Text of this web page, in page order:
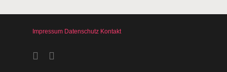
Impressum Datenschutz Kontakt
facebookinstagram